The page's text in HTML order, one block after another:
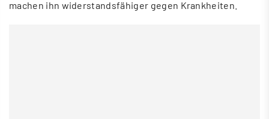
machen ihn widerstandsfähiger gegen Krankheiten.